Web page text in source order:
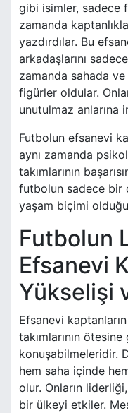
gibi isimler, sadece
zamanda
yazdırdılar. Bu
arkadaşlarını
zamanda sahada ve
figürler oldular.
unutulmaz anlarına
Futbolun efsanevi
aynı zamanda
takımlarının
futbolun sadece bir
yaşam biçimi
Futbolun
Efsanevi
Yükselişi
Efsanevi
takımlarının
konuşabilmeleridir.
hem saha içinde
olur. Onların
bir ülkeyi etkiler.